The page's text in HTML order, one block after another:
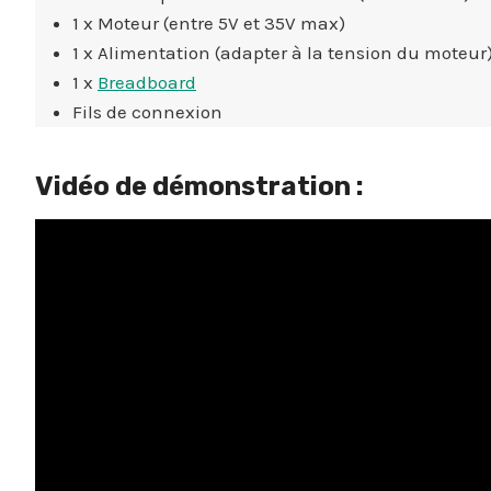
1 x Moteur (entre 5V et 35V max)
1 x Alimentation (adapter à la tension du
1 x Breadboard
Fils de connexion
Vidéo de démonstration :